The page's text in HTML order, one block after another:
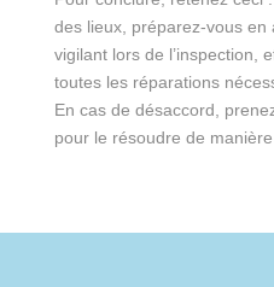
des lieux, préparez-vous
vigilant lors de l’inspection,
toutes les réparations
En cas de désaccord,
pour le résoudre de manière